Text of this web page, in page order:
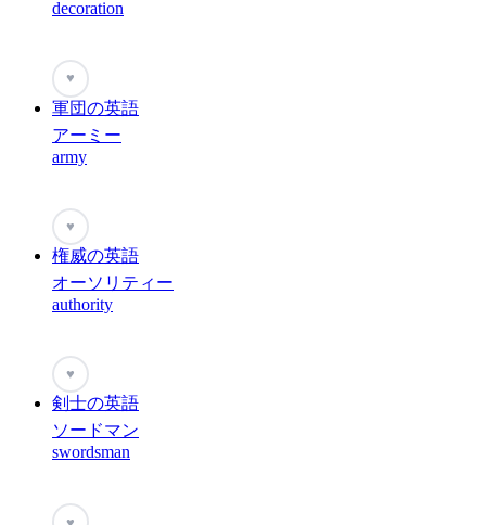
decoration
♥
軍団の英語
アーミー
army
♥
権威の英語
オーソリティー
authority
♥
剣士の英語
ソードマン
swordsman